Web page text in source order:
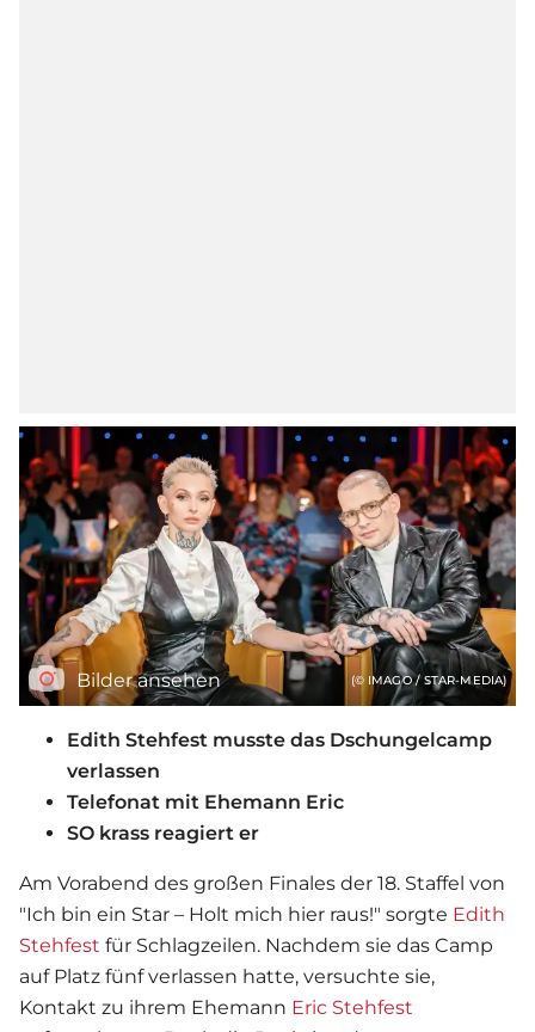
Bilder ansehen (© IMAGO / STAR-MEDIA)
Edith Stehfest musste das Dschungelcamp
verlassen
Telefonat mit Ehemann Eric
SO krass reagiert er
Am Vorabend des großen Finales der 18. Staffel von
"Ich bin ein Star – Holt mich hier raus!" sorgte Edith
Stehfest für Schlagzeilen. Nachdem sie das Camp
auf Platz fünf verlassen hatte, versuchte sie,
Kontakt zu ihrem Ehemann Eric Stehfest